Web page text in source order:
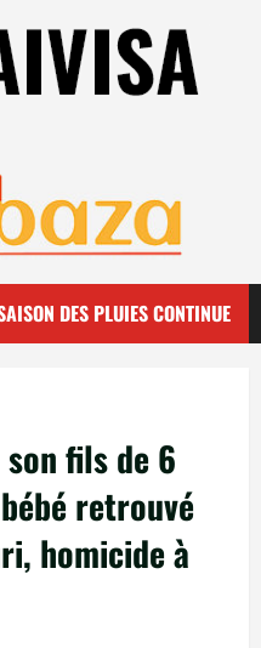
DES PLUIES CONTINUE
son fils de 6
retrouvé
homicide à